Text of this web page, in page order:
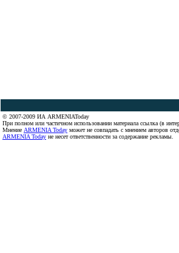
© 2007-2009 ИА ARMENIAToday
При полном или частичном использовании материала ссылка (в
Мнение ARMENIA Today может не совпадать с мнением авторов
ARMENIA Today не несет ответственности за содержание рекламы.